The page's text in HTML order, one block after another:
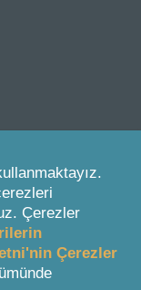
Çerezler
Çerezler